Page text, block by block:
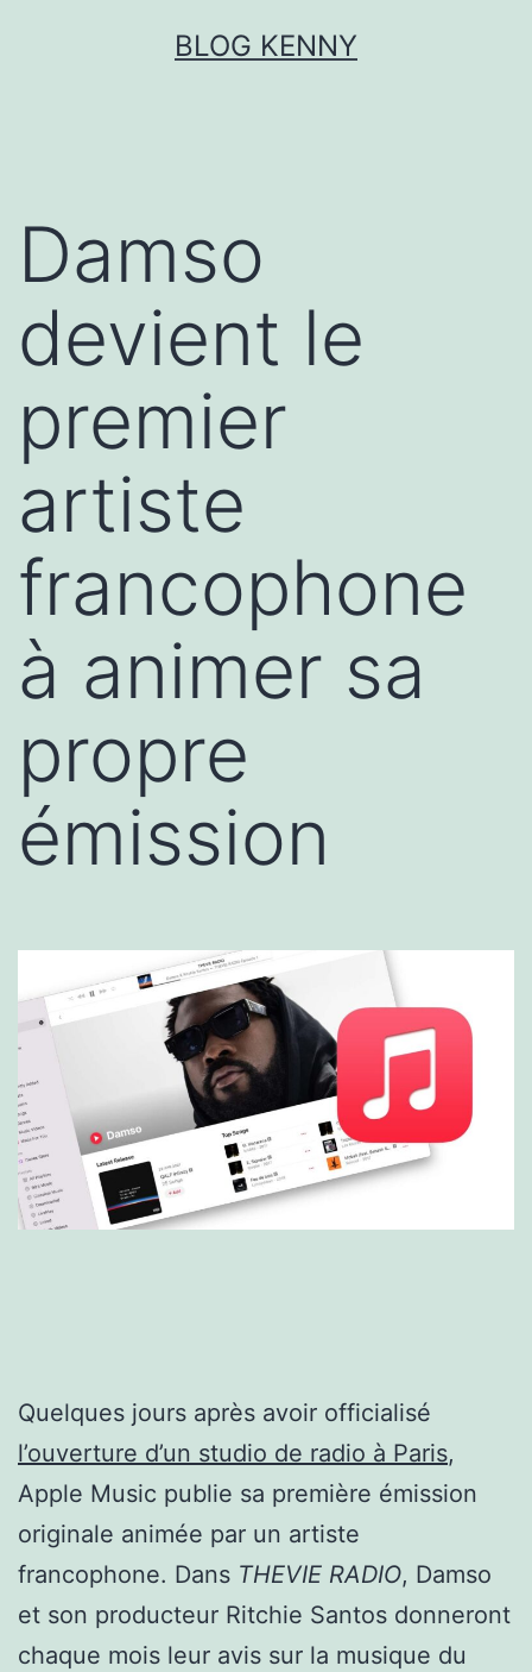
BLOG KENNY
Damso
devient le
premier
artiste
francophone
à animer sa
propre
émission
Quelques jours après avoir officialisé
l’ouverture d’un studio de radio à Paris,
Apple Music publie sa première émission
originale animée par un artiste
francophone. Dans THEVIE RADIO, Damso
et son producteur Ritchie Santos donneront
chaque mois leur avis sur la musique du